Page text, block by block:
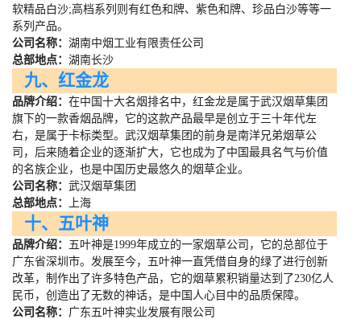
软精品白沙;高档系列则有红色和牌、紫色和牌、珍品白沙等等一
系列产品。
公司名称： 湖南中烟工业有限责任公司
总部地点： 湖南长沙
九、红金龙
品牌介绍： 在中国十大名烟排名中，红金龙是属于武汉烟草集团
旗下的一款香烟品牌，它的这款产品最早是创立于三十年代左
右，是属于卡标类型。武汉烟草集团的前身是南洋兄弟烟草公
司，后来随着企业的逐渐扩大，它也成为了中国最具名气与价值
的名族企业，也是中国历史最悠久的烟草企业。
公司名称： 武汉烟草集团
总部地点：
上海
十、五叶神
品牌介绍： 五叶神是1999年成立的一家烟草公司，它的总部位于
广东省深圳市。发展至今，五叶神一直凭借自身的绿了进行创新
改革，制作出了许多特色产品，它的烟草累积销量达到了230亿人
民币，创造出了无数的神话，是中国人心目中的品质保障。
公司名称： 广东五叶神实业发展有限公司